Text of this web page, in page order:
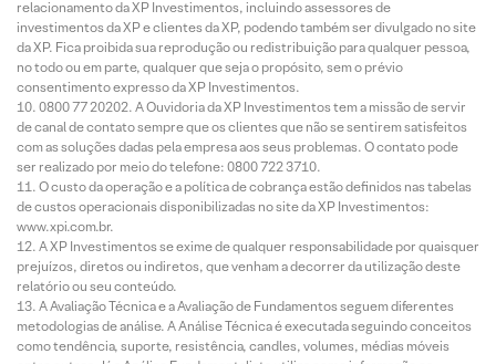
relacionamento da XP Investimentos, incluindo assessores de
investimentos da XP e clientes da XP, podendo também ser divulgado no site
da XP. Fica proibida sua reprodução ou redistribuição para qualquer pessoa,
no todo ou em parte, qualquer que seja o propósito, sem o prévio
consentimento expresso da XP Investimentos.
0800 77 20202. A Ouvidoria da XP Investimentos tem a missão de servir
de canal de contato sempre que os clientes que não se sentirem satisfeitos
com as soluções dadas pela empresa aos seus problemas. O contato pode
ser realizado por meio do telefone: 0800 722 3710.
O custo da operação e a política de cobrança estão definidos nas tabelas
de custos operacionais disponibilizadas no site da XP Investimentos:
www.xpi.com.br.
A XP Investimentos se exime de qualquer responsabilidade por quaisquer
prejuízos, diretos ou indiretos, que venham a decorrer da utilização deste
relatório ou seu conteúdo.
A Avaliação Técnica e a Avaliação de Fundamentos seguem diferentes
metodologias de análise. A Análise Técnica é executada seguindo conceitos
como tendência, suporte, resistência, candles, volumes, médias móveis